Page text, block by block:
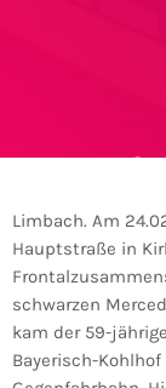
Limbach. Am
Hauptstraße in
schwarzen
kam der 59-
Bayerisch-